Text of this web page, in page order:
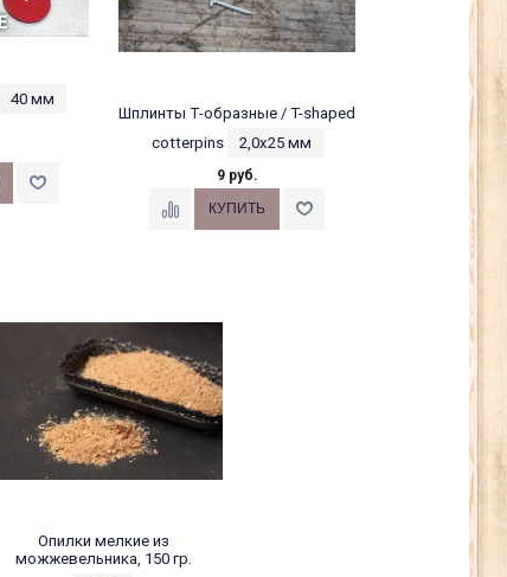
40 мм
Шплинты Т-образные / T-shaped
cotterpins
2,0х25 мм
9 руб.
Опилки мелкие из
можжевельника, 150 гр.